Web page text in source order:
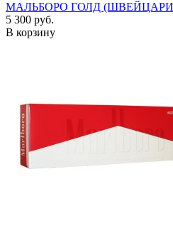
МАЛЬБОРО ГОЛД
5 300 руб.
В корзину